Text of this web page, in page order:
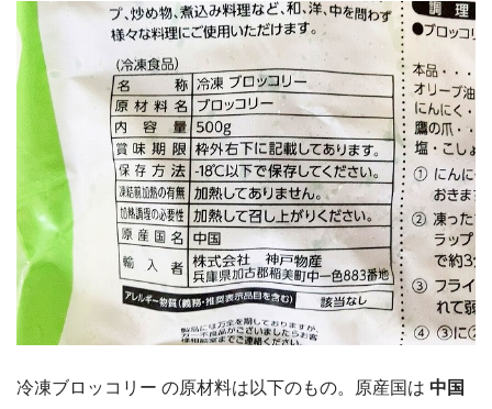
冷凍ブロッコリー の原材料は以下のもの。原産国は 中国